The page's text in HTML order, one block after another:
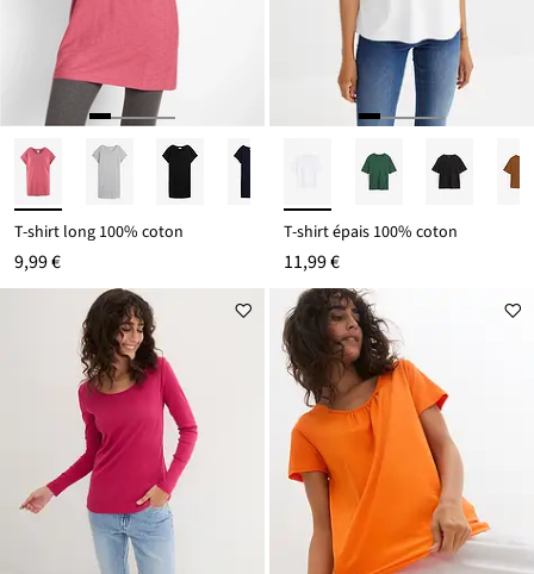
T-shirt long 100% coton
9,99 €
T-shirt épais 100% coton
11,99 €